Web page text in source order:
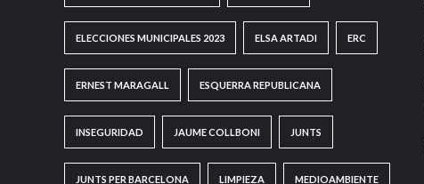
ELECCIONES MUNICIPALES 2023 ELSA ARTADI ERC
ERNEST MARAGALL ESQUERRA REPUBLICANA
INSEGURIDAD JAUME COLLBONI JUNTS
JUNTS PER BARCELONA LIMPIEZA MEDIOAMBIENTE